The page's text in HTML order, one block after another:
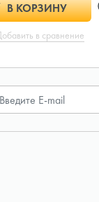
В КОРЗИНУ
в сравнение